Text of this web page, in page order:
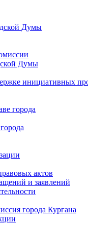
Думы
Думы
инициативных
города
актов
и заявлений
города Кургана